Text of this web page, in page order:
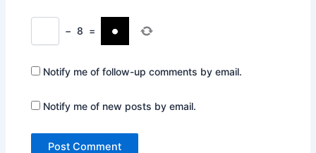
− 8 =
Notify me of follow-up comments by email.
Notify me of new posts by email.